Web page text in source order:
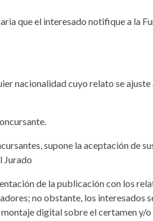
que el interesado notifique a la
nacionalidad cuyo relato se ajuste
supone la aceptación de
Jurado
de la publicación con los
no obstante, los interesados
digital sobre el certamen y/